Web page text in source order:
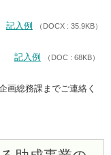
記入例 （DOCX : 35.9KB）
記入例 （DOC : 68KB）
画総務課までご連絡く